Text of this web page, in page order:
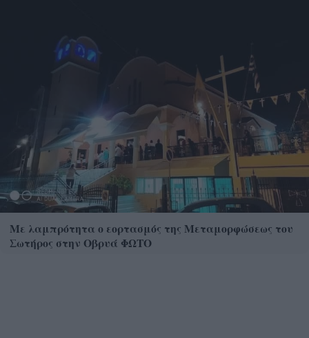
Με λαμπρότητα ο εορτασμός της Μεταμορφώσεως του
Σωτήρος στην Οβρυά ΦΩΤΟ